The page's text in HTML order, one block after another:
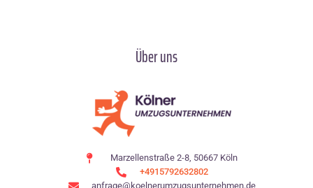
Über uns
Marzellenstraße 2-8, 50667 Köln
+4915792632802
anfrage@koelnerumzugsunternehmen.de